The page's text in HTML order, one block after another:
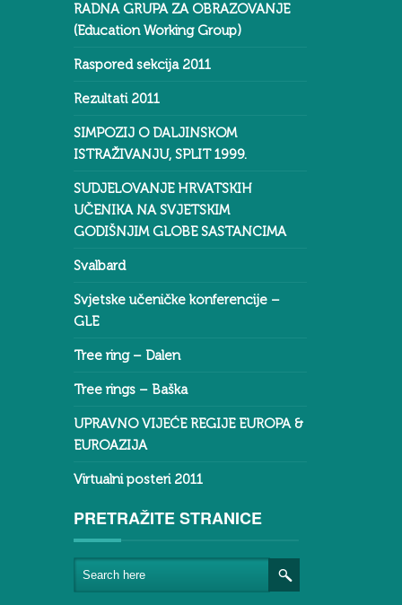
RADNA GRUPA ZA OBRAZOVANJE
(Education Working Group)
Raspored sekcija 2011
Rezultati 2011
SIMPOZIJ O DALJINSKOM
ISTRAŽIVANJU, SPLIT 1999.
SUDJELOVANJE HRVATSKIH
UČENIKA NA SVJETSKIM
GODIŠNJIM GLOBE SASTANCIMA
Svalbard
Svjetske učeničke konferencije –
GLE
Tree ring – Dalen
Tree rings – Baška
UPRAVNO VIJEĆE REGIJE EUROPA &
EUROAZIJA
Virtualni posteri 2011
PRETRAŽITE STRANICE